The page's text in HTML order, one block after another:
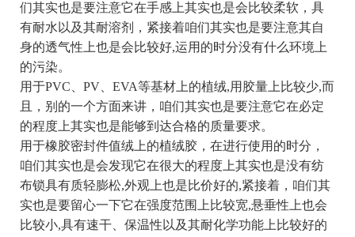
们其实也是要注意它在手感上其实也是会比较柔软，具
有耐水以及其耐溶剂，紧接着咱们其实也是要注意其自
身的透气性上也是会比较好,运用的时分没有什么环境上
的污染。
用于PVC、PV、EVA等基材上的植绒,用胶量上比较少,而
且，别的一个方面来讲，咱们其实也是要注意它在必定
的程度上其实也是能够到达合格的质量要求。
用于橡胶密封件值绒上的植绒胶，在进行使用的时分，
咱们其实也是会发现它在很大的程度上其实也是没有纺
布锁具有质轻膨松,外观上也是比价好的,紧接着，咱们其
实也是要留心一下它在强度范围上比较宽,悬垂性上也会
比较小,具有速干、保温性以及其耐化学功能上比较好的